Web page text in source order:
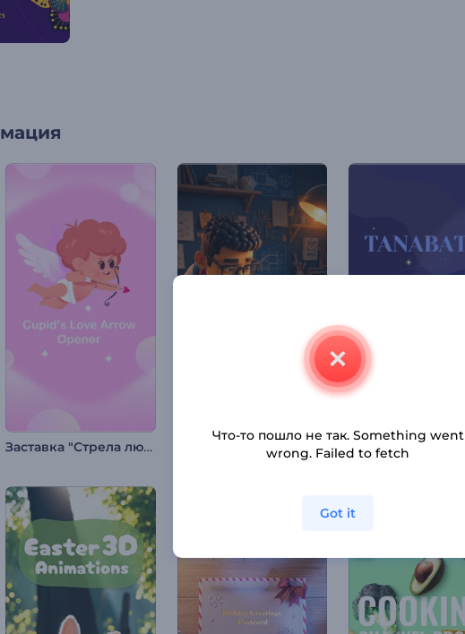
Заставка "Стрела любви Купидона" Вступление: скетчбук дизайнера
Что-то пошло не так. Something went
wrong. Failed to fetch
Got it